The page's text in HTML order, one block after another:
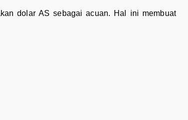
dolar AS sebagai acuan. Hal ini membuat